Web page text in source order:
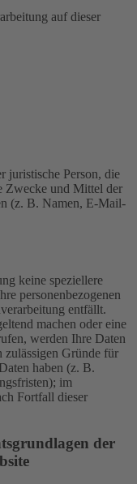
auf dieser
juristische Person, die
Zwecke und Mittel der
(z. B. Namen, E-Mail-
keine speziellere
personenbezogenen
entfällt.
machen oder eine
werden Ihre Daten
zulässigen Gründe für
haben (z. B.
im
Fortfall dieser
der